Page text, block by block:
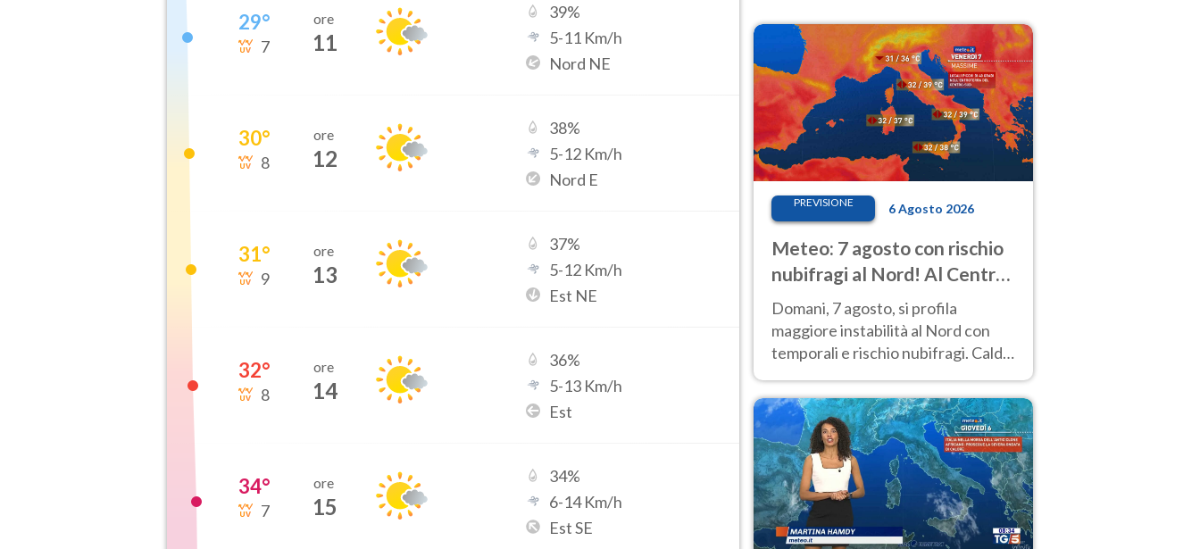
29°
7
ore
11
39%
5-11 Km/h
Nord NE
30°
8
ore
12
38%
5-12 Km/h
Nord E
31°
9
ore
13
37%
5-12 Km/h
Est NE
32°
8
ore
14
36%
5-13 Km/h
Est
34°
7
ore
15
34%
6-14Km/h
Est SE
PREVISIONE 6 Agosto 2026
Meteo: 7 agosto con rischio
nubifragi al Nord! Al Centro-
Sud caldo estremo
Domani, 7 agosto, si profila
maggiore instabilità al Nord con
temporali e rischio nubifragi. Caldo
previsioni.